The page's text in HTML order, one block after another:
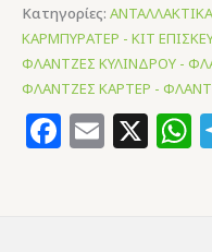
Κατηγορίες:
ΚΑΡΜΠΥΡΑΤΕΡ - ΚΙΤ
ΦΛΑΝΤΖΕΣ ΚΥΛΙΝΔΡΟΥ -
ΦΛΑΝΤΖΕΣ ΚΑΡΤΕΡ -
Email
X